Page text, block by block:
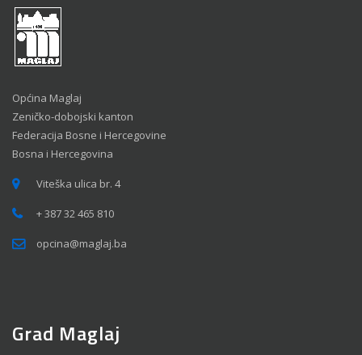
Općina Maglaj
Zeničko-dobojski kanton
Federacija Bosne i Hercegovine
Bosna i Hercegovina
Viteška ulica br. 4
+ 387 32 465 810
opcina@maglaj.ba
Grad Maglaj